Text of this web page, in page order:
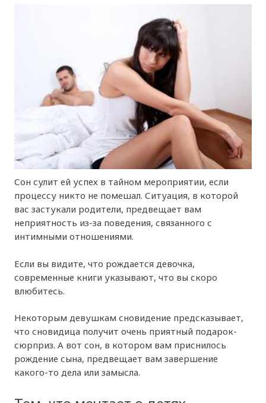
Сон сулит ей успех в тайном мероприятии, если
процессу никто не помешал. Ситуация, в которой
вас застукали родители, предвещает вам
неприятность из-за поведения, связанного с
интимными отношениями.
Если вы видите, что рождается девочка,
современные книги указывают, что вы скоро
влюбитесь.
Некоторым девушкам сновидение предсказывает,
что сновидица получит очень приятный подарок-
сюрприз. А вот сон, в котором вам приснилось
рождение сына, предвещает вам завершение
какого-то дела или замысла.